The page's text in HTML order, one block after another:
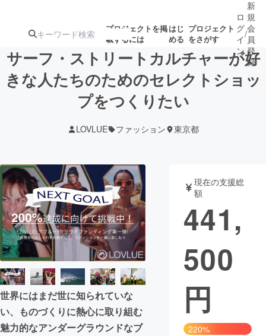
プロジェクトを掲
載するには
はじ
める
プロジェクト
をさがす
注目のリ 注目の新着プロ
ジェクト
募集終了が近いプ
テクノロジー・ガジェット
映像・映画 書籍・雑誌
ビジネス・起業 チャレンジ
まちづくり・地域活性化
CAMPFIRE for Social Good
CAMPFIRE Creation
ロ
グ
イ
ン
/
新
規
会
員
登
録
サーフ・ストリートカルチャーが好
きな人たちのためのセレクトショッ
プをつくりたい
LOVLUE ファッション 東京都
世界にはまだ世に知られていな
い、ものづくりに熱心に取り組む
魅力的なアンダーグラウンドなブ
現在の支援総
額
441,
500
円
220%